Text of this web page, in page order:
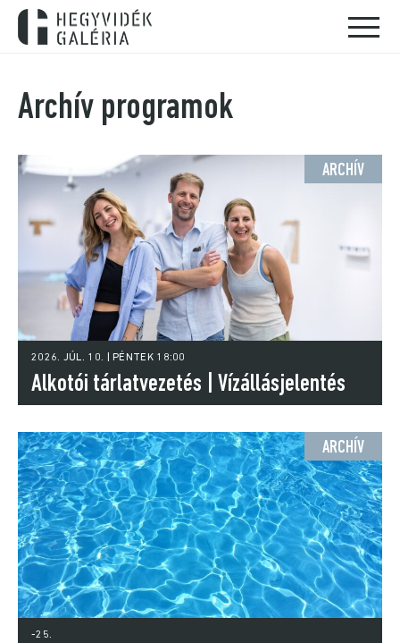
Archív programok
ARCHÍV
2026. JÚL. 10. | PÉNTEK 18:00
Alkotói tárlatvezetés | Vízállásjelentés
ARCHÍV
-25.